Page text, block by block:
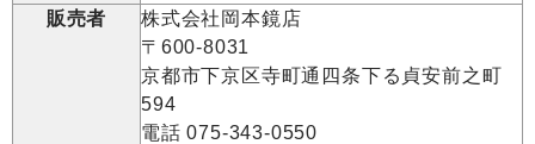
販売者
株式会社岡本鏡店
〒600-8031
京都市下京区寺町通四条下る貞安前之町
594
電話 075-343-0550